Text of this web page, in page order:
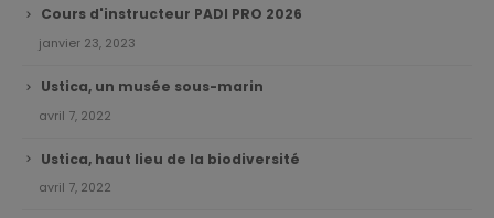
Cours d'instructeur PADI PRO 2026
janvier 23, 2023
Ustica, un musée sous-marin
avril 7, 2022
Ustica, haut lieu de la biodiversité
avril 7, 2022